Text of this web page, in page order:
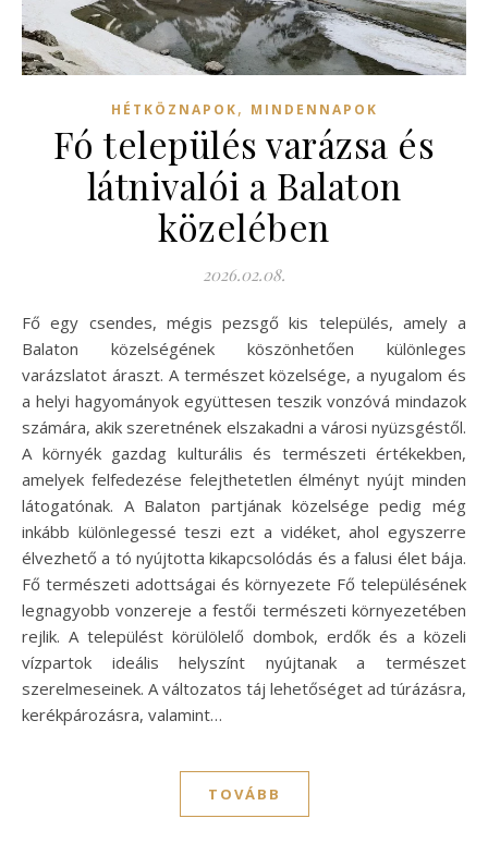
HÉTKÖZNAPOK, MINDENNAPOK
Fó település varázsa és
látnivalói a Balaton
közelében
2026.02.08.
Fő egy csendes, mégis pezsgő kis település, amely a
Balaton közelségének köszönhetően különleges
varázslatot áraszt. A természet közelsége, a nyugalom és
a helyi hagyományok együttesen teszik vonzóvá mindazok
számára, akik szeretnének elszakadni a városi nyüzsgéstől.
A környék gazdag kulturális és természeti értékekben,
amelyek felfedezése felejthetetlen élményt nyújt minden
látogatónak. A Balaton partjának közelsége pedig még
inkább különlegessé teszi ezt a vidéket, ahol egyszerre
élvezhető a tó nyújtotta kikapcsolódás és a falusi élet bája.
Fő természeti adottságai és környezete Fő településének
legnagyobb vonzereje a festői természeti környezetében
rejlik. A települést körülölelő dombok, erdők és a közeli
vízpartok ideális helyszínt nyújtanak a természet
szerelmeseinek. A változatos táj lehetőséget ad túrázásra,
kerékpározásra, valamint…
TOVÁBB